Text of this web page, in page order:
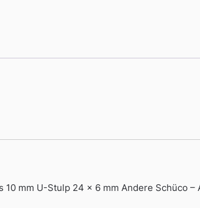
10 mm U-Stulp 24 x 6 mm Andere Schüco –